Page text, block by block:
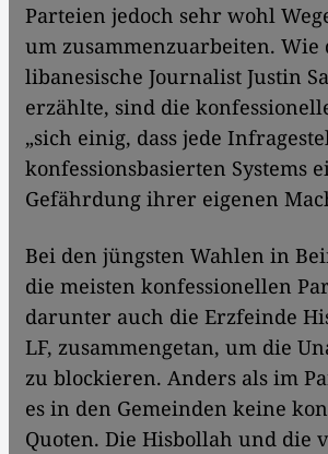
Parteien jedoch sehr wohl
um zusammenzuarbeiten. Wie
libanesische Journalist Justin
erzählte, sind die
„sich einig, dass jede
konfessionsbasierten Systems
Gefährdung ihrer eigenen
Bei den jüngsten Wahlen in
die meisten konfessionellen
darunter auch die Erzfeinde
LF, zusammengetan, um die
zu blockieren. Anders als im
es in den Gemeinden keine
Quoten. Die Hisbollah und die